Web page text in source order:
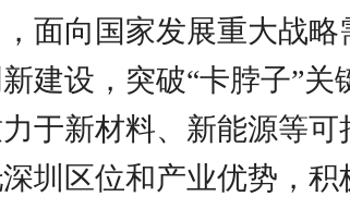
面向国家发展重大战
建设，突破“卡脖子”
于新材料、新能源等可
圳区位和产业优势，